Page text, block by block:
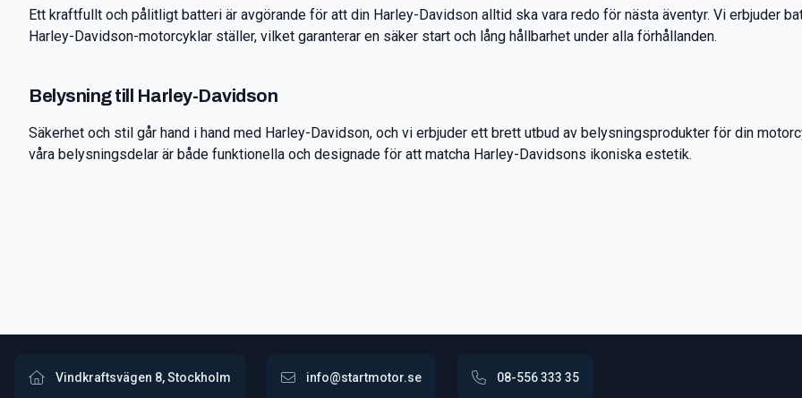
Ett kraftfullt och pålitligt batteri är avgörande för att din Harley-Davidson alltid ska vara redo för nästa äventyr. Vi erbjuder
Harley-Davidson-motorcyklar ställer, vilket garanterar en säker start och lång hållbarhet under alla förhållanden.
Belysning till Harley-Davidson
Säkerhet och stil går hand i hand med Harley-Davidson, och vi erbjuder ett brett utbud av belysningsprodukter för din
våra belysningsdelar är både funktionella och designade för att matcha Harley-Davidsons ikoniska estetik.
Vindkraftsvägen 8, Stockholm info@startmotor.se 08-556 333 35